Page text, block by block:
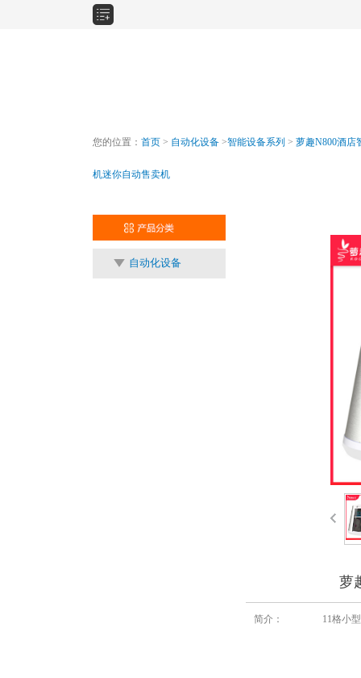
您的位置： 首页 > 自动化设备 >智能设备系列 > 萝趣N800酒店
机迷你自动售卖机
自动化设备
萝
简介： 11格小